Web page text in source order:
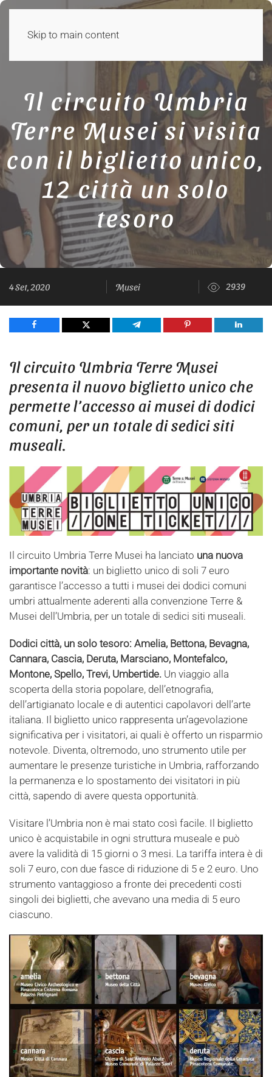
Skip to main content
Il circuito Umbria
Terre Musei si visita
con il biglietto unico,
12 città un solo
tesoro
4 Set, 2020 Musei 2939
Il circuito Umbria Terre Musei
presenta il nuovo biglietto unico che
permette l’accesso ai musei di dodici
comuni, per un totale di sedici siti
museali.
Il circuito Umbria Terre Musei ha lanciato una nuova
importante novità: un biglietto unico di soli 7 euro
garantisce l’accesso a tutti i musei dei dodici comuni
umbri attualmente aderenti alla convenzione Terre &
Musei dell’Umbria, per un totale di sedici siti museali.
Dodici città, un solo tesoro: Amelia, Bettona, Bevagna,
Cannara, Cascia, Deruta, Marsciano, Montefalco,
Montone, Spello, Trevi, Umbertide. Un viaggio alla
scoperta della storia popolare, dell’etnografia,
dell’artigianato locale e di autentici capolavori dell’arte
italiana. Il biglietto unico rappresenta un’agevolazione
significativa per i visitatori, ai quali è offerto un risparmio
notevole. Diventa, oltremodo, uno strumento utile per
aumentare le presenze turistiche in Umbria, rafforzando
la permanenza e lo spostamento dei visitatori in più
città, sapendo di avere questa opportunità.
Visitare l’Umbria non è mai stato così facile. Il biglietto
unico è acquistabile in ogni struttura museale e può
avere la validità di 15 giorni o 3 mesi. La tariffa intera è di
soli 7 euro, con due fasce di riduzione di 5 e 2 euro. Uno
strumento vantaggioso a fronte dei precedenti costi
singoli dei biglietti, che avevano una media di 5 euro
ciascuno.